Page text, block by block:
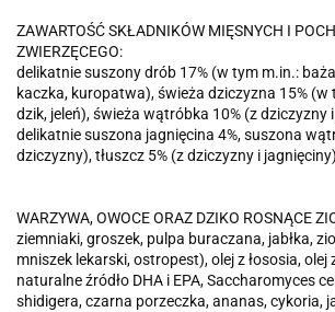
ZAWARTOŚĆ SKŁADNIKÓW MIĘSNYCH I
ZWIERZĘCEGO:
delikatnie suszony drób 17% (w tym m.in.:
kaczka, kuropatwa), świeża dziczyzna 15% (w
dzik, jeleń), świeża wątróbka 10% (z dziczyzny
delikatnie suszona jagnięcina 4%, suszona
dziczyzny), tłuszcz 5% (z dziczyzny i
WARZYWA, OWOCE ORAZ DZIKO ROSNĄCE
ziemniaki, groszek, pulpa buraczana, jabłka,
mniszek lekarski, ostropest), olej z łososia, olej
naturalne źródło DHA i EPA, Saccharomyces
shidigera, czarna porzeczka, ananas, cykoria,